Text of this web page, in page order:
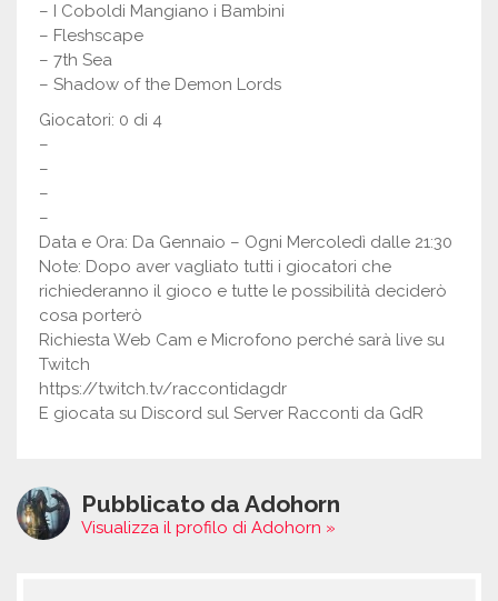
– I Coboldi Mangiano i Bambini
– Fleshscape
– 7th Sea
– Shadow of the Demon Lords
Giocatori: 0 di 4
–
–
–
–
Data e Ora: Da Gennaio – Ogni Mercoledì dalle 21:30
Note: Dopo aver vagliato tutti i giocatori che
richiederanno il gioco e tutte le possibilità deciderò
cosa porterò
Richiesta Web Cam e Microfono perché sarà live su
Twitch
https://twitch.tv/raccontidagdr
E giocata su Discord sul Server Racconti da GdR
Pubblicato da Adohorn
Visualizza il profilo di Adohorn »